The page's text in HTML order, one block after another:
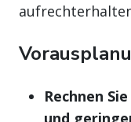
Rechnen
und